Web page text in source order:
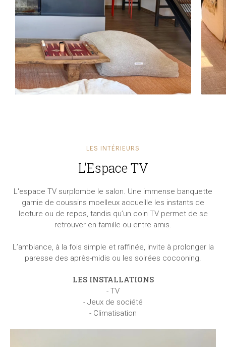
LES INTÉRIEURS
L'Espace TV
L'espace TV surplombe le salon. Une immense banquette
garnie de coussins moelleux accueille les instants de
lecture ou de repos, tandis qu’un coin TV permet de se
retrouver en famille ou entre amis.
L’ambiance, à la fois simple et raffinée, invite à prolonger la
paresse des après-midis ou les soirées cocooning.
LES INSTALLATIONS
- TV
- Jeux de société
- Climatisation